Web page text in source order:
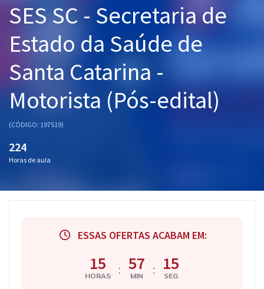
Cursos 20% OFF
Pós
Graduação
OAB
Questões grátis
SES SC - Secretaria de
Estado da Saúde de
Santa Catarina -
Motorista (Pós-edital)
(CÓDIGO: 197519)
224
Horas de aula
ESSAS OFERTAS ACABAM EM:
15
HORAS : 57
MIN : 14
SEG